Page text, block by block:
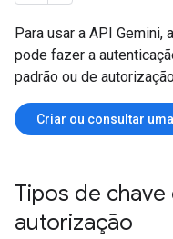
Para usar a API
pode fazer a
padrão ou de
Criar ou consultar
Tipos de
autorização